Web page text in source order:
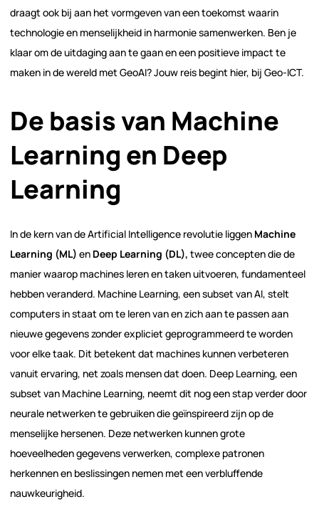
draagt ook bij aan het vormgeven van een toekomst waarin
technologie en menselijkheid in harmonie samenwerken. Ben je
klaar om de uitdaging aan te gaan en een positieve impact te
maken in de wereld met GeoAI? Jouw reis begint hier, bij Geo-ICT.
De basis van Machine
Learning en Deep
Learning
In de kern van de Artificial Intelligence revolutie liggen Machine
Learning (ML) en Deep Learning (DL), twee concepten die de
manier waarop machines leren en taken uitvoeren, fundamenteel
hebben veranderd. Machine Learning, een subset van AI, stelt
computers in staat om te leren van en zich aan te passen aan
nieuwe gegevens zonder expliciet geprogrammeerd te worden
voor elke taak. Dit betekent dat machines kunnen verbeteren
vanuit ervaring, net zoals mensen dat doen. Deep Learning, een
subset van Machine Learning, neemt dit nog een stap verder door
neurale netwerken te gebruiken die geïnspireerd zijn op de
menselijke hersenen. Deze netwerken kunnen grote
hoeveelheden gegevens verwerken, complexe patronen
herkennen en beslissingen nemen met een verbluffende
nauwkeurigheid.